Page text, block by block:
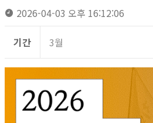
2026-04-03 오후 16:12:06
기간 3월